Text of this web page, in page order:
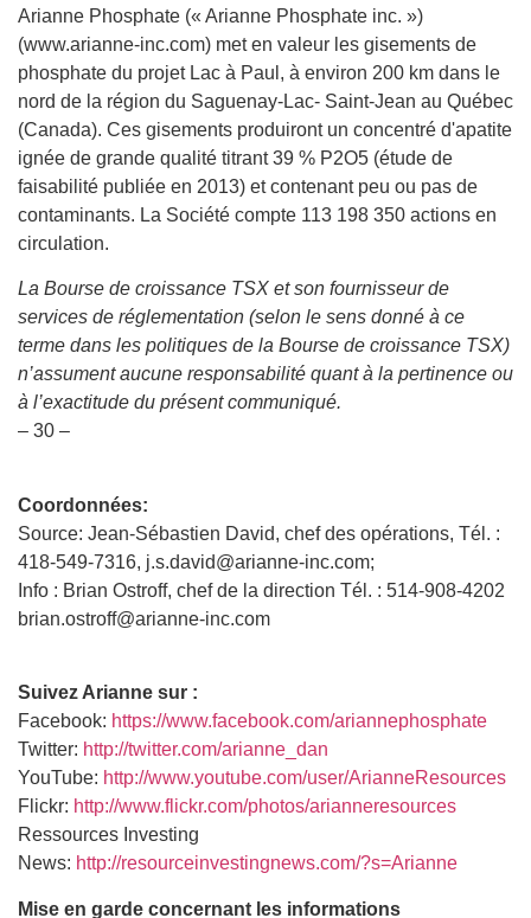
Arianne Phosphate (« Arianne Phosphate inc. »)
(www.arianne-inc.com) met en valeur les gisements de
phosphate du projet Lac à Paul, à environ 200 km dans le
nord de la région du Saguenay-Lac- Saint-Jean au Québec
(Canada). Ces gisements produiront un concentré d'apatite
ignée de grande qualité titrant 39 % P2O5 (étude de
faisabilité publiée en 2013) et contenant peu ou pas de
contaminants. La Société compte 113 198 350 actions en
circulation.
La Bourse de croissance TSX et son fournisseur de
services de réglementation (selon le sens donné à ce
terme dans les politiques de la Bourse de croissance TSX)
n’assument aucune responsabilité quant à la pertinence ou
à l’exactitude du présent communiqué.
– 30 –
Coordonnées:
Source: Jean-Sébastien David, chef des opérations, Tél. :
418-549-7316, j.s.david@arianne-inc.com;
Info : Brian Ostroff, chef de la direction Tél. : 514-908-4202
brian.ostroff@arianne-inc.com
Suivez Arianne sur :
Facebook: https://www.facebook.com/ariannephosphate
Twitter: http://twitter.com/arianne_dan
YouTube: http://www.youtube.com/user/ArianneResources
Flickr: http://www.flickr.com/photos/arianneresources
Ressources Investing
News: http://resourceinvestingnews.com/?s=Arianne
Mise en garde concernant les informations